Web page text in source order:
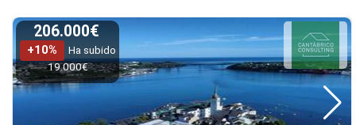
206.000€
+10%
Ha subido
19.000€